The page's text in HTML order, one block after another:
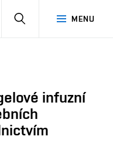
MENU
infuzní